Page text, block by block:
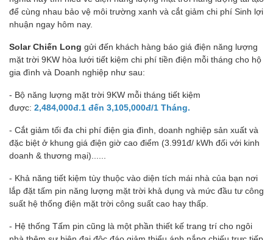
để cùng nhau bảo vệ môi trường xanh và cắt giảm chi phí Sinh lợi
nhuận ngay hôm nay.
Solar Chiến Long gửi đến khách hàng báo giá điện năng lượng
mặt trời 9KW hòa lưới tiết kiệm chi phí tiền điện mỗi tháng cho hộ
gia đình và Doanh nghiệp như sau:
- Bộ năng lượng mặt trời 9KW mỗi tháng tiết kiệm
được: 2,484,000đ.1 đến 3,105,000đ/1 Tháng.
- Cắt giảm tối đa chi phí điện gia đình, doanh nghiệp sản xuất và
đặc biệt ở khung giá điện giờ cao điểm (3.991đ/ kWh đối với kinh
doanh & thương mại)......
- Khả năng tiết kiệm tùy thuộc vào diện tích mái nhà của bạn nơi
lắp đặt tấm pin năng lượng mặt trời khả dụng và mức đầu tư công
suất hệ thống điện mặt trời công suất cao hay thấp.
- Hệ thống Tấm pin cũng là một phần thiết kế trang trí cho ngôi